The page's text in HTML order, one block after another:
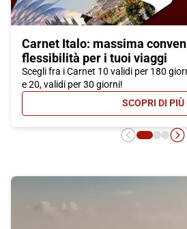
Carnet Italo: massima
flessibilità per i tuoi viaggi
Scegli fra i Carnet 10 validi per 180
e 20, validi per 30 giorni!
SCOPRI DI PIÙ
-